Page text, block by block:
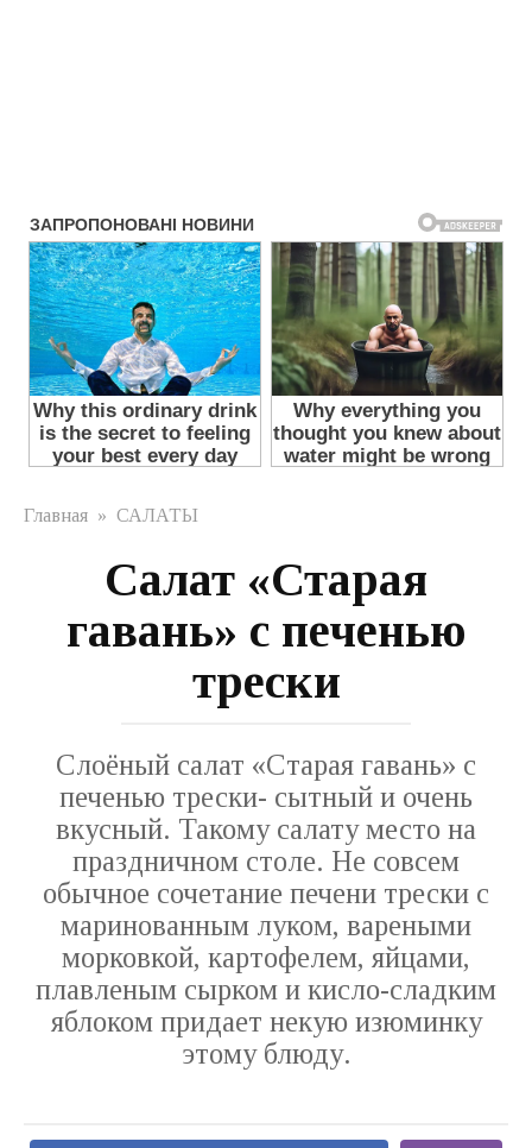
Главная » САЛАТЫ
Салат «Старая
гавань» с печенью
трески
Слоёный салат «Старая гавань» с
печенью трески- сытный и очень
вкусный. Такому салату место на
праздничном столе. Не совсем
обычное сочетание печени трески с
маринованным луком, вареными
морковкой, картофелем, яйцами,
плавленым сырком и кисло-сладким
яблоком придает некую изюминку
этому блюду.